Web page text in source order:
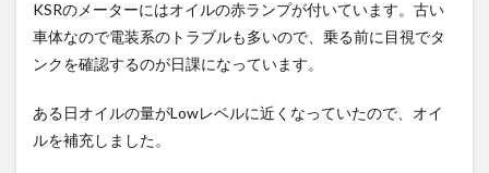
KSRのメーターにはオイルの赤ランプが付いています。古い
車体なので電装系のトラブルも多いので、乗る前に目視でタ
ンクを確認するのが日課になっています。
ある日オイルの量がLowレベルに近くなっていたので、オイ
ルを補充しました。